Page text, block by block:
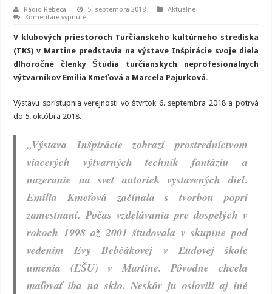
Rádio Rebeca 5. septembra 2018
Aktuálne
Komentáre vypnuténa
Turčianskom
kultúrnom
otvoria
Inšpirácie
V klubových priestoroch Turčianskeho kultúrneho strediska
(TKS) v Martine predstavia na výstave Inšpirácie svoje diela
dlhoročné členky Štúdia turčianskych neprofesionálnych
výtvarníkov Emília Kmeťová a Marcela Pajurková.
Výstavu sprístupnia verejnosti vo štvrtok 6. septembra 2018 a potrvá
do 5. októbra 2018.
„Výstava Inšpirácie zobrazí prostredníctvom
viacerých výtvarných techník fantáziu a
nazeranie na svet autoriek vystavených diel.
Emília Kmeťová začínala s tvorbou popri
zamestnaní. Počas vzdelávania pre dospelých v
rokoch 1998 až 2001 študovala v skupine pod
vedením Evy Bebčákovej v Ľudovej škole
umenia (ĽŠU) v Martine. Pôvodne chcela
maľovať iba na sklo. Neskôr ju oslovili aj iné